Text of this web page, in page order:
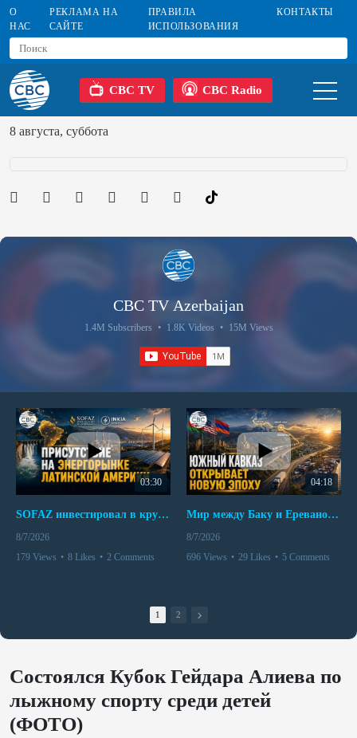
О
НАС
РЕКЛАМА НА
САЙТЕ
ПРАВИЛА
ИСПОЛЬЗОВАНИЯ
КОНТАКТЫ
CBC TV CBC Radio
8 августа, суббота
CBC TV Azerbaijan
1.4M Subscribers • 1.8K Videos • 15M Views
03:30
SOFAZ инвестировал в крупнейшего независимого производителя электроэнергии Перу
8/7/2026
179 Views • 8 Likes • 2 Comments
04:18
Мир между Баку и Ереваном запускает крупные логистические проекты
8/7/2026
696 Views • 29 Likes • 5 Comments
1 2
Состоялся Кубок Гейдара Алиева по
лыжному спорту среди детей
(ФОТО)